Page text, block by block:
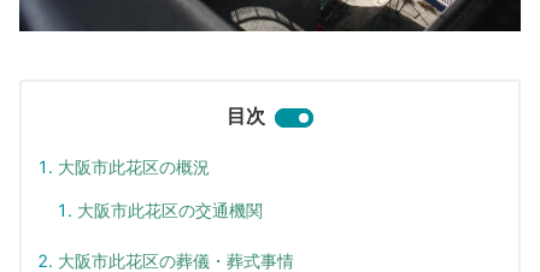
目次
大阪市此花区の概況
大阪市此花区の交通機関
大阪市此花区の葬儀・葬式事情